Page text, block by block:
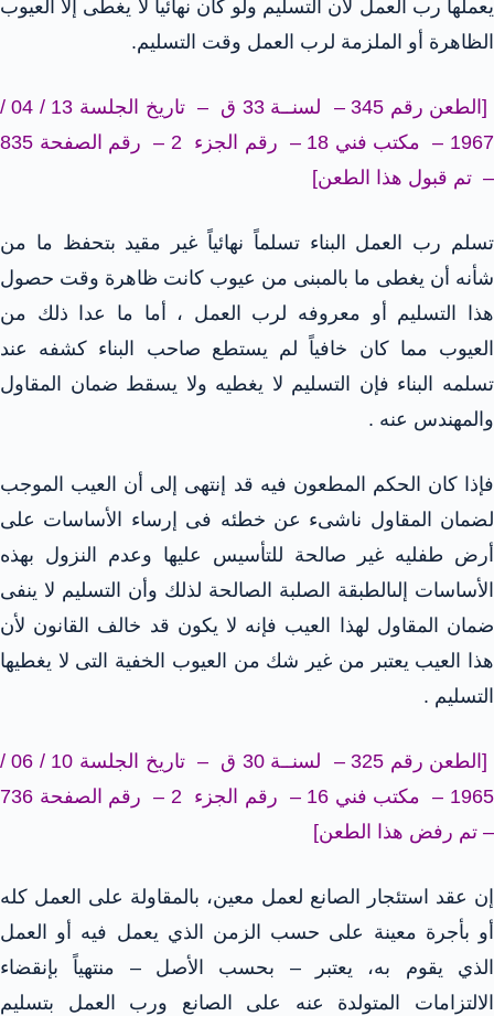
يعملها رب العمل لأن التسليم ولو كان نهائيا لا يغطى إلا العيوب
الظاهرة أو الملزمة لرب العمل وقت التسليم.
[الطعن رقم 345 – لسنــة 33 ق – تاريخ الجلسة 13 / 04 /
1967 – مكتب فني 18 – رقم الجزء 2 – رقم الصفحة 835
– تم قبول هذا الطعن]
تسلم رب العمل البناء تسلماً نهائياً غير مقيد بتحفظ ما من
شأنه أن يغطى ما بالمبنى من عيوب كانت ظاهرة وقت حصول
هذا التسليم أو معروفه لرب العمل ، أما ما عدا ذلك من
العيوب مما كان خافياً لم يستطع صاحب البناء كشفه عند
تسلمه البناء فإن التسليم لا يغطيه ولا يسقط ضمان المقاول
والمهندس عنه .
فإذا كان الحكم المطعون فيه قد إنتهى إلى أن العيب الموجب
لضمان المقاول ناشىء عن خطئه فى إرساء الأساسات على
أرض طفليه غير صالحة للتأسيس عليها وعدم النزول بهذه
الأساسات إلىالطبقة الصلبة الصالحة لذلك وأن التسليم لا ينفى
ضمان المقاول لهذا العيب فإنه لا يكون قد خالف القانون لأن
هذا العيب يعتبر من غير شك من العيوب الخفية التى لا يغطيها
التسليم .
[الطعن رقم 325 – لسنــة 30 ق – تاريخ الجلسة 10 / 06 /
1965 – مكتب فني 16 – رقم الجزء 2 – رقم الصفحة 736
– تم رفض هذا الطعن]
إن عقد استئجار الصانع لعمل معين، بالمقاولة على العمل كله
أو بأجرة معينة على حسب الزمن الذي يعمل فيه أو العمل
الذي يقوم به، يعتبر – بحسب الأصل – منتهياً بإنقضاء
الالتزامات المتولدة عنه على الصانع ورب العمل بتسليم